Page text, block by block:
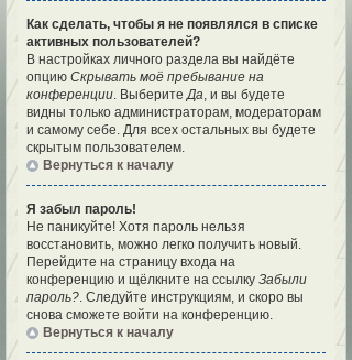
Как сделать, чтобы я не появлялся в списке
активных пользователей?
В настройках личного раздела вы найдёте
опцию Скрывать моё пребывание на
конференции. ВыберитеДа, и вы будете
видны только администраторам, модераторам
и самому себе. Для всех остальных вы будете
скрытым пользователем.
Вернуться к началу
Я забыл пароль!
Не паникуйте! Хотя пароль нельзя
восстановить, можно легко получить новый.
Перейдите на страницу входа на
конференцию и щёлкните на ссылку Забыли
пароль?. Следуйте инструкциям, и скоро вы
снова сможете войти на конференцию.
Вернуться к началу